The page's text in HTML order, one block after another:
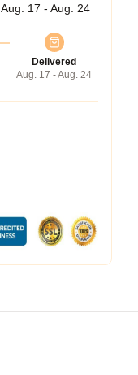
Aug. 17 - Aug. 24
Delivered
Aug. 17 - Aug. 24